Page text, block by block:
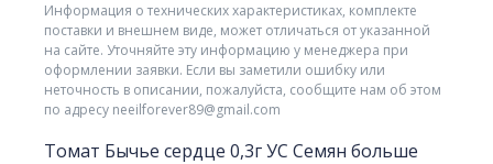
Информация о технических характеристиках, комплекте
поставки и внешнем виде, может отличаться от указанной
на сайте. Уточняйте эту информацию у менеджера при
оформлении заявки. Если вы заметили ошибку или
неточность в описании, пожалуйста, сообщите нам об этом
по адресу neeilforever89@gmail.com
Томат Бычье сердце 0,3г УС Семян больше